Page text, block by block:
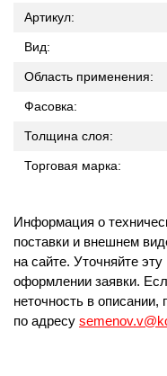
Артикул:
Вид:
Область применения:
Фасовка:
Толщина слоя:
Торговая марка:
Информация о
поставки и внешнем
на сайте. Уточняйте
оформлении заявки.
неточность в
по адресу